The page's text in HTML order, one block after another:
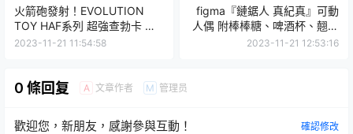
火箭砲發射！EVOLUTION
TOY HAF系列 超強查勃卡 立
體可動人形
2023-11-21 11:54:58
figma『鏈鋸人 真紀真』可動
人偶 附棒棒糖、啤酒杯、翹腳
下半身等豐富零件！
2023-11-21 12:53:16
0 條回复 A 文章作者 M 管理员
歡迎您，新朋友，感謝參與互動！ 確認修改